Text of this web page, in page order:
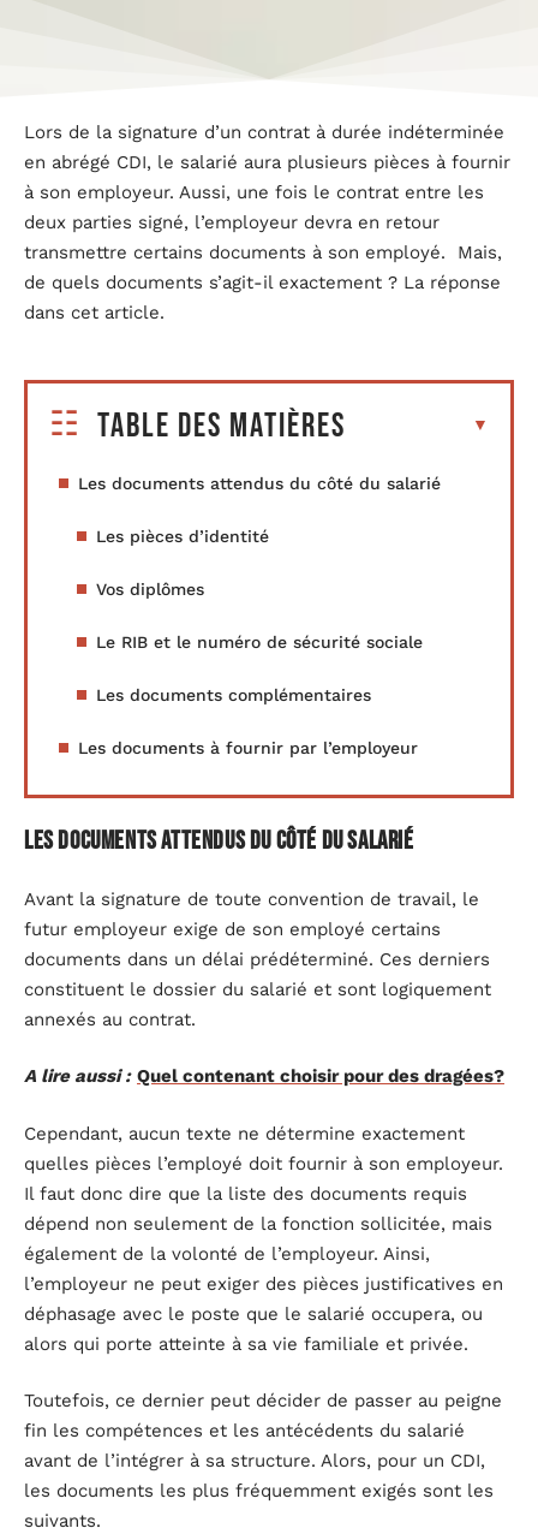
Lors de la signature d’un contrat à durée indéterminée
en abrégé CDI, le salarié aura plusieurs pièces à fournir
à son employeur. Aussi, une fois le contrat entre les
deux parties signé, l’employeur devra en retour
transmettre certains documents à son employé. Mais,
de quels documents s’agit-il exactement ? La réponse
dans cet article.
Table des matières
Les documents attendus du côté du salarié
Les pièces d’identité
Vos diplômes
Le RIB et le numéro de sécurité sociale
Les documents complémentaires
Les documents à fournir par l’employeur
Les documents attendus du côté du salarié
Avant la signature de toute convention de travail, le
futur employeur exige de son employé certains
documents dans un délai prédéterminé. Ces derniers
constituent le dossier du salarié et sont logiquement
annexés au contrat.
A lire aussi : Quel contenant choisir pour des dragées?
Cependant, aucun texte ne détermine exactement
quelles pièces l’employé doit fournir à son employeur.
Il faut donc dire que la liste des documents requis
dépend non seulement de la fonction sollicitée, mais
également de la volonté de l’employeur. Ainsi,
l’employeur ne peut exiger des pièces justificatives en
déphasage avec le poste que le salarié occupera, ou
alors qui porte atteinte à sa vie familiale et privée.
Toutefois, ce dernier peut décider de passer au peigne
fin les compétences et les antécédents du salarié
avant de l’intégrer à sa structure. Alors, pour un CDI,
les documents les plus fréquemment exigés sont les
suivants.